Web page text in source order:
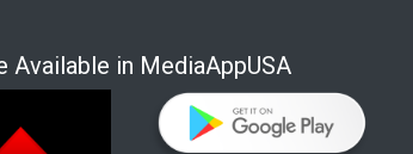
Available in MediaAppUSA